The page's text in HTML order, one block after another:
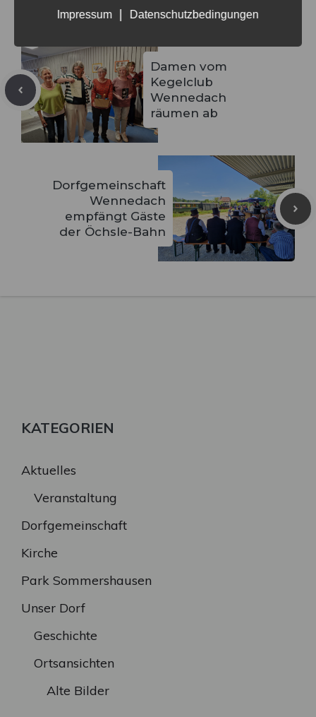
Damen vom
Kegelclub
Wennedach
räumen ab
Dorfgemeinschaft
Wennedach
empfängt Gäste
der Öchsle-Bahn
KATEGORIEN
Aktuelles
Veranstaltung
Dorfgemeinschaft
Kirche
Park Sommershausen
Unser Dorf
Geschichte
Ortsansichten
Alte Bilder
Impressum | Datenschutzbedingungen